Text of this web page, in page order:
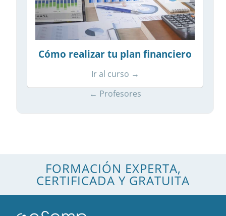
Cómo realizar tu plan financiero
Ir al curso →
← Profesores
FORMACIÓN EXPERTA,
CERTIFICADA Y GRATUITA